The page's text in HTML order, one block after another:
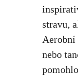
stravu,
nebo